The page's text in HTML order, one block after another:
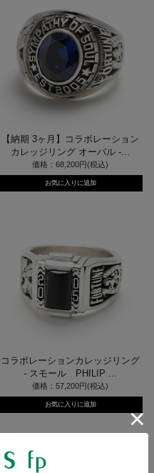
【納期 3ヶ月】コラボレーション
カレッジリング オーバル -...
価格：68,200円(税込)
コラボレーションカレッジリング
- スモール PHILIP ...
価格：57,200円(税込)